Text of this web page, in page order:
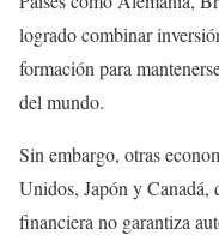
logrado combinar
formación para
del mundo.
Sin embargo, otras
Unidos, Japón y Canadá,
financiera no garantiza